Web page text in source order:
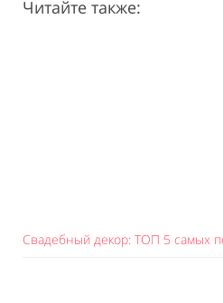
Читайте также:
Свадебный декор: ТОП 5 самых